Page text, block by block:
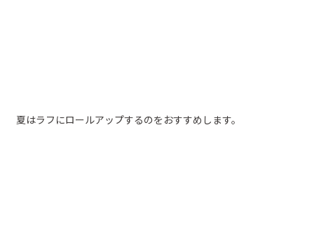
夏はラフにロールアップするのをおすすめします。